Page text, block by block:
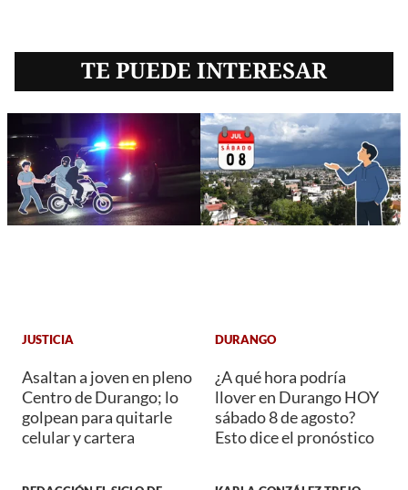
TE PUEDE INTERESAR
JUSTICIA
Asaltan a joven en pleno
Centro de Durango; lo
golpean para quitarle
celular y cartera
DURANGO
¿A qué hora podría
llover en Durango HOY
sábado 8 de agosto?
Esto dice el pronóstico